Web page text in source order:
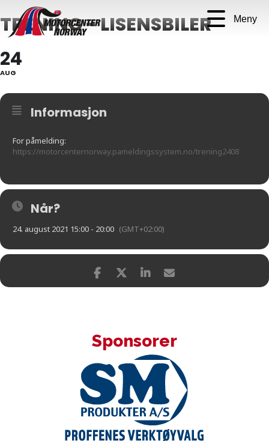
Meny
TRENING - LISENSBILER
24
AUG
Informasjon
For påmelding:
https://motorcenternorway.pameldingssystem.no/trening2408
Når?
24. august 2021 15:00 - 20:00 (GMT+02:00)
Sponsorer